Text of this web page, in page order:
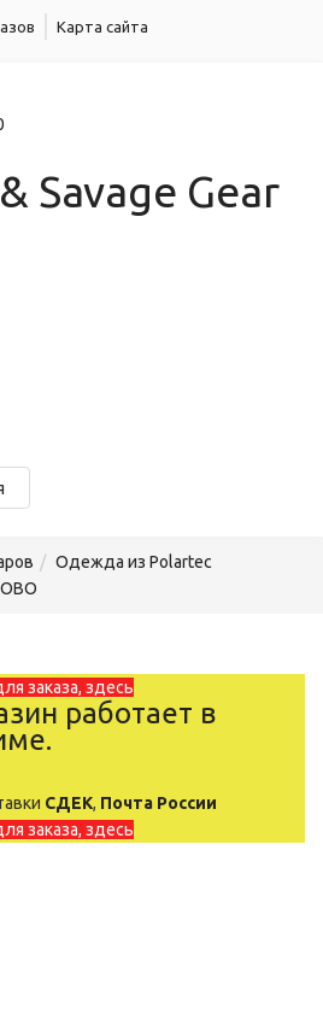
Карта сайта
Одежда из Polartec
заказа, здесь
работает в
СДЕК, Почта России
заказа, здесь